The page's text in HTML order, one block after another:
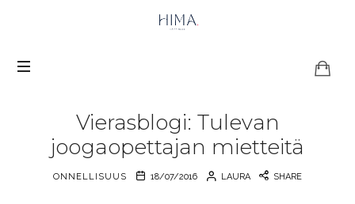
HIMA
Happiness
Vierasblogi: Tulevan
joogaopettajan mietteitä
ONNELLISUUS 18/07/2016 LAURA SHARE